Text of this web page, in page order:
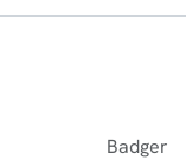
Badger